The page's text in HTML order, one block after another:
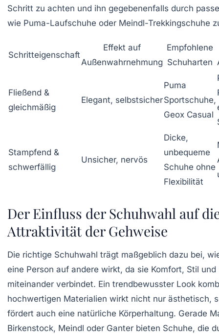
Schritt zu achten und ihn gegebenenfalls durch
wie Puma-Laufschuhe oder Meindl-Trekkingschuhe
Schritteigenschaft
Effekt auf
Außenwahrnehmung
Empfohlene
Schuharten
Fließend &
gleichmäßig
Elegant, selbstsicher
Puma
Sportschuhe,
Geox Casual
Stampfend &
schwerfällig
Unsicher, nervös
Dicke,
unbequeme
Schuhe ohne
Flexibilität
Der Einfluss der Schuhwahl auf
Attraktivität der Gehweise
Die richtige Schuhwahl trägt maßgeblich dazu bei,
eine Person auf andere wirkt, da sie Komfort, Stil und
miteinander verbindet. Ein trendbewusster Look
hochwertigen Materialien wirkt nicht nur ästhetisch,
fördert auch eine natürliche Körperhaltung. Gerade
Birkenstock, Meindl oder Ganter bieten Schuhe, die